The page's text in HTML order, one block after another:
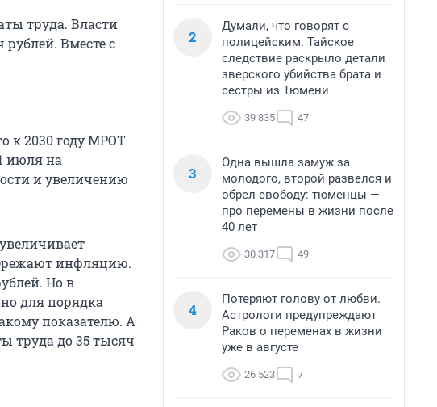
труда. Власти
рублей. Вместе с
к 2030 году МРОТ
июля на
и увеличению
инфляцию.
Но в
для порядка
показателю. А
труда до35 тысяч
2
Думали, что говорят с
полицейским. Тайское
следствие раскрыло детали
зверского убийства брата и
сестры из Тюмени
39 835 47
3
Одна вышла замуж за
молодого, второй развелся и
обрел свободу: тюменцы —
про перемены в жизни после
40 лет
30 317 49
4
Потеряют голову от любви.
Астрологи предупреждают
Раков о переменах в жизни
уже в августе
26 523 7